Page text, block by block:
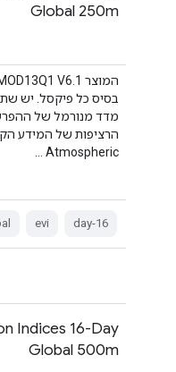
Global 250m
בסיס כל פיקסל. יש
Atmospheric …
16-day
evi
Indices 16-Day
Global 500m